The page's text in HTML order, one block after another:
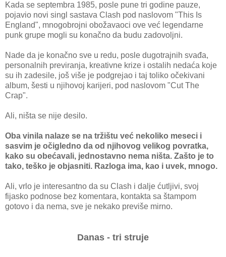
Kada se septembra 1985, posle pune tri godine pauze,
pojavio novi singl sastava Clash pod naslovom "This Is
England", mnogobrojni obožavaoci ove već legendarne
punk grupe mogli su konačno da budu zadovoljni.
Nade da je konačno sve u redu, posle dugotrajnih svađa,
personalnih previranja, kreativne krize i ostalih nedaća koje
su ih zadesile, još više je podgrejao i taj toliko očekivani
album, šesti u njihovoj karijeri, pod naslovom "Cut The
Crap".
Ali, ništa se nije desilo.
Oba vinila nalaze se na tržištu već nekoliko meseci i
sasvim je očigledno da od njihovog velikog povratka,
kako su obećavali, jednostavno nema ništa. Zašto je to
tako, teško je objasniti. Razloga ima, kao i uvek, mnogo.
Ali, vrlo je interesantno da su Clash i dalje ćutljivi, svoj
fijasko podnose bez komentara, kontakta sa štampom
gotovo i da nema, sve je nekako previše mirno.
Danas - tri struje